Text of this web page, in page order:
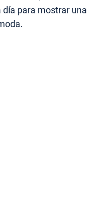
para mostrar una